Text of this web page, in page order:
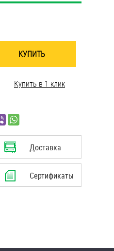
КУПИТЬ
Купить в 1 клик
Доставка
Сертификаты